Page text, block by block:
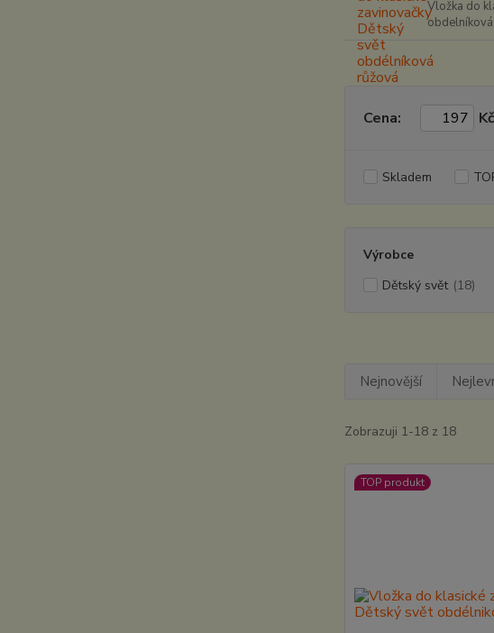
Vložka do
Cena: Kč
Skladem
Výrobce
Dětský svět (18)
Nejnovější
Zobrazuji 1-18 z 18
TOP produkt